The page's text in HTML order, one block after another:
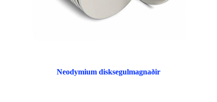
Neodymium disksegulmagnaðir